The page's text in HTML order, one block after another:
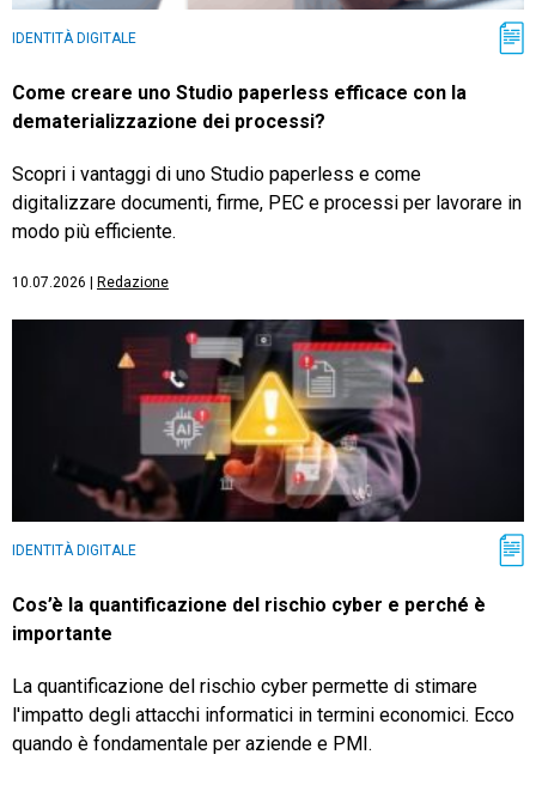
IDENTITÀ DIGITALE
Come creare uno Studio paperless efficace con la
dematerializzazione dei processi?
Scopri i vantaggi di uno Studio paperless e come
digitalizzare documenti, firme, PEC e processi per lavorare in
modo più efficiente.
10.07.2026 Redazione
IDENTITÀ DIGITALE
Cos’è la quantificazione del rischio cyber e perché è
importante
La quantificazione del rischio cyber permette di stimare
l'impatto degli attacchi informatici in termini economici. Ecco
quando è fondamentale per aziende e PMI.